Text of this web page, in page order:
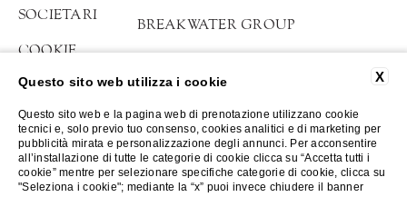
SOCIETARI
COOKIE
POLICY
ACCESSIBILITÀ
BREAKWATER GROUP
ATELIER DI LOPPIA
©2023-2026 Breakwater
X
Questo sito web utilizza i cookie
Questo sito web e la pagina web di prenotazione utilizzano cookie
tecnici e, solo previo tuo consenso, cookies analitici e di marketing per
pubblicità mirata e personalizzazione degli annunci. Per acconsentire
all’installazione di tutte le categorie di cookie clicca su “Accetta tutti i
cookie” mentre per selezionare specifiche categorie di cookie, clicca su
"Seleziona i cookie"; mediante la “x” puoi invece chiudere il banner